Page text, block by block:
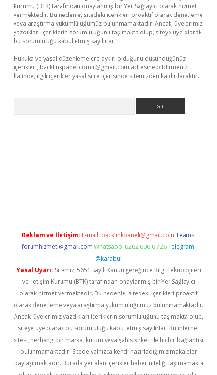
Kurumu (BTK) tarafından onaylanmış bir Yer Sağlayıcı olarak hizmet
vermektedir. Bu nedenle, sitedeki içerikleri proaktif olarak denetleme
veya araştırma yükümlülüğümüz bulunmamaktadır. Ancak, üyelerimiz
yazdıkları içeriklerin sorumluluğunu taşımakta olup, siteye üye olarak
bu sorumluluğu kabul etmiş sayılırlar.
Hukuka ve yasal düzenlemelere aykırı olduğunu düşündüğünüz
içerikleri, backlinkpanelicomtr@gmail.com adresine bildirmeniz
halinde, ilgili içerikler yasal süre içerisinde sitemizden kaldırılacaktır.
Reklam ve İletişim: E-mail: backlinkpaneli@gmail.com Teams:
forumhizmeti@gmail.com Whatsapp: 0262 606 0 726 Telegram:
@karabul
Yasal Uyarı: Sitemiz, 5651 Sayılı Kanun gereğince Bilgi Teknolojileri
ve İletişim Kurumu (BTK) tarafından onaylanmış bir Yer Sağlayıcı
olarak hizmet vermektedir. Bu nedenle, sitedeki içerikleri proaktif
olarak denetleme veya araştırma yükümlülüğümüz bulunmamaktadır.
Ancak, üyelerimiz yazdıkları içeriklerin sorumluluğunu taşımakta olup,
siteye üye olarak bu sorumluluğu kabul etmiş sayılırlar. Bu internet
sitesi, herhangi bir marka, kurum veya şahıs şirketi ile hiçbir bağlantısı
bulunmamaktadır. Sitede yalnızca kendi hazırladığımız makaleler
paylaşılmaktadır. Burada yer alan içerikler haber niteliği taşımamakta